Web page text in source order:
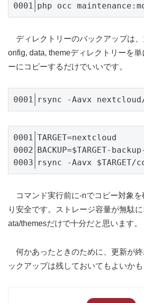
php occ
ディレクトリーのバックアップは
onfig, data, themeディレクトリーを
ーにコピーするだけでいいです。
rsync -Aavx
TARGET=nextcloud
BACKUP=$TARGET-
rsync -Aavx $TARGET/
コマンド実行前に-nでコピー対象
り安全です。ストレージ容量が無駄
ata/themesだけで十分だと思います。
何かあったときのために、更新が
ックアップは残しておいてもよいかも